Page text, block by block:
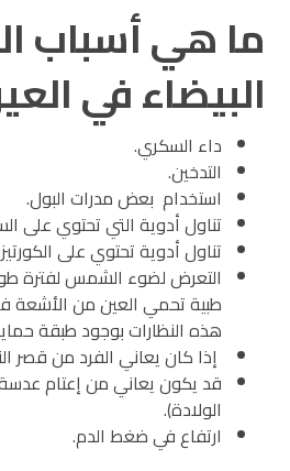
ما هي أسباب
البيضاء في
داء السكري.
التدخين.
استخدام بعض مدرات البول.
تناول أدوية التي تحتوي على
تناول أدوية تحتوي على
التعرض لضوء الشمس لفترة
طبية تحمي العين من الأشعة
هذه النظارات بوجود طبقة
إذا كان يعاني الفرد من قصر
قد يكون يعاني من إعتام
الولادة).
ارتفاع في ضغط الدم.